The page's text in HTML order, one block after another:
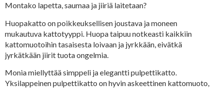
Montako lapetta, saumaa ja jiiriä laitetaan?
Huopakatto on poikkeuksellisen joustava ja moneen
mukautuva kattotyyppi. Huopa taipuu notkeasti kaikkiin
kattomuotoihin tasaisesta loivaan ja jyrkkään, eivätkä
jyrkätkään jiirit tuota ongelmia.
Monia miellyttää simppeli ja elegantti pulpettikatto.
Yksilappeinen pulpettikatto on hyvin askeettinen kattomuoto,